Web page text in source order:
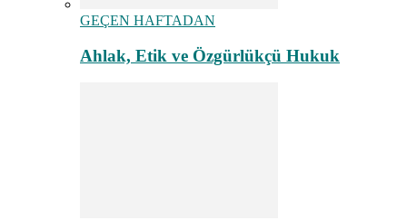
GEÇEN HAFTADAN
Ahlak, Etik ve Özgürlükçü Hukuk